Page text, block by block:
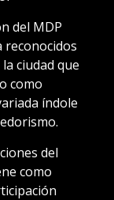
del MDP
reconocidos
ciudad que
como
índole
del
como